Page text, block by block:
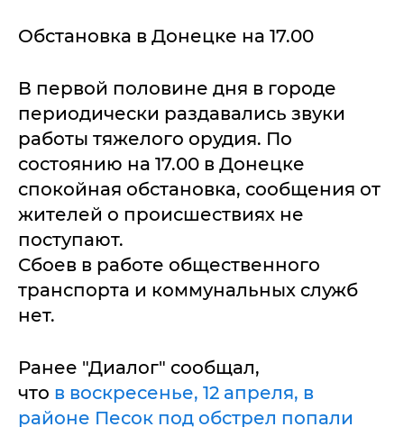
Обстановка в Донецке на 17.00
В первой половине дня в городе
периодически раздавались звуки
работы тяжелого орудия. По
состоянию на 17.00 в Донецке
спокойная обстановка, сообщения от
жителей о происшествиях не
поступают.
Сбоев в работе общественного
транспорта и коммунальных служб
нет.
Ранее "Диалог" сообщал,
что в воскресенье, 12 апреля, в
районе Песок под обстрел попали